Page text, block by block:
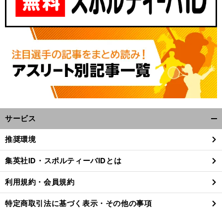
サービス
閉
る
推奨環境
集英社ID・スポルティーバIDとは
利用規約・会員規約
特定商取引法に基づく表示・その他の事項